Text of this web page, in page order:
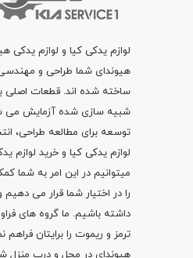
لوازم یدکی کیا و لوازم یدکی
هیوندای شما طراحی و مهندسی
ساخته شده اند. قطعات اصلی
شبیه سازی شده آزمایش می
توسعه برای مطالعه طراحی،
لوازم یدکی کیا و خرید لوازم
میتوانیم در این امر به شما
را در اختیار شما قرار می
داشته باشیم. ما گروه های
ترمز و ریموت را برایتان
هیوندای در محل و درب منزل